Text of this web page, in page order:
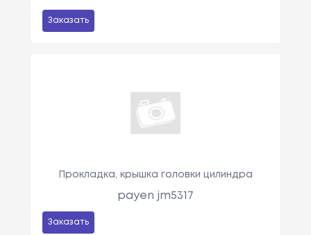
Заказать
Прокладка, крышка головки цилиндра
payen jm5317
Заказать